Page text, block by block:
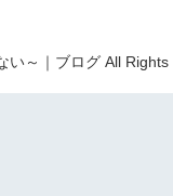
～｜ブログ All Rights